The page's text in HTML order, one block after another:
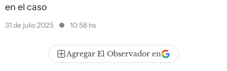
en el caso
31 de julio 2025 10:58 hs
Agregar El Observador en